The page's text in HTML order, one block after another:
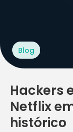
Blog
Hackers
Netflix
histórico